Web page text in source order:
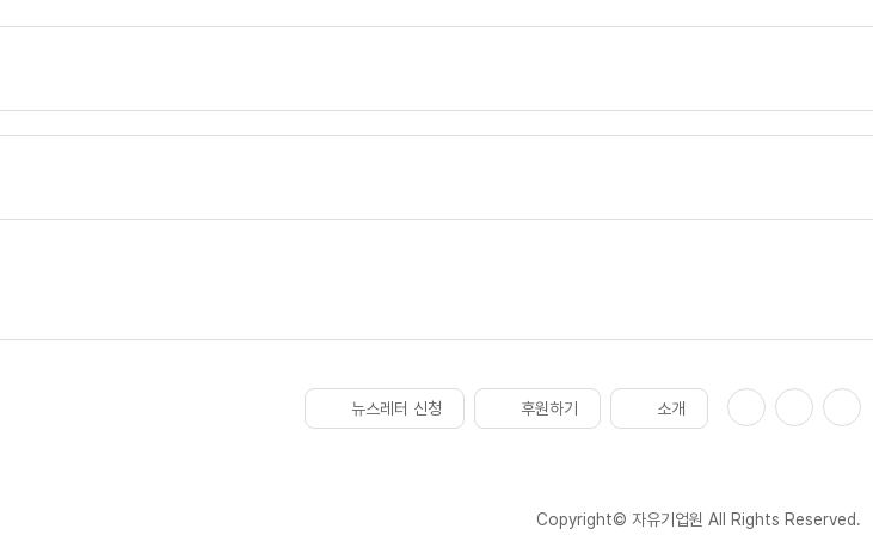
뉴스레터 신청 후원하기 소개
Copyright© 자유기업원 All Rights Reserved.